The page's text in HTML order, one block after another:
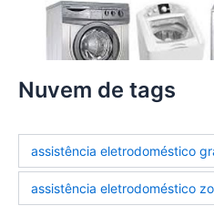
Nuvem de tags
assistência eletrodoméstico
assistência eletrodoméstico